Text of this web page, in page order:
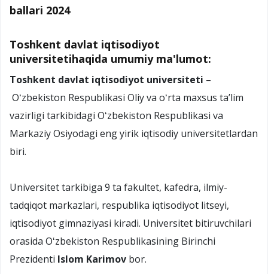
ballari 2024
Toshkent davlat iqtisodiyot
universitetihaqida umumiy ma'lumot:
Toshkent davlat iqtisodiyot universiteti –
Oʻzbekiston Respublikasi Oliy va oʻrta maxsus taʼlim
vazirligi tarkibidagi Oʻzbekiston Respublikasi va
Markaziy Osiyodagi eng yirik iqtisodiy universitetlardan
biri.
Universitet tarkibiga 9 ta fakultet, kafedra, ilmiy-
tadqiqot markazlari, respublika iqtisodiyot litseyi,
iqtisodiyot gimnaziyasi kiradi. Universitet bitiruvchilari
orasida Oʻzbekiston Respublikasining Birinchi
Prezidenti Islom Karimov bor.